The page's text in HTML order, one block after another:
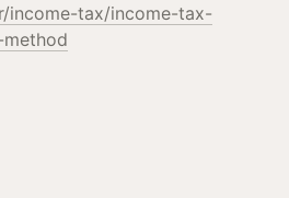
income-tax/income-tax-